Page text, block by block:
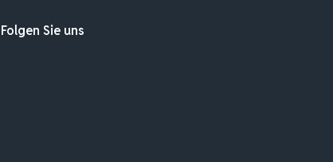
Folgen Sie uns